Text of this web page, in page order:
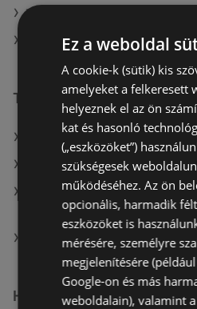
TEDi Distribution SAS itt:
TEDi Distribution SAS itt:
További linkek
A(z) TEDi Distribution SAS
A(z) KiK TEXTIL ÉS NON-
A(z) KiK TEXTIL ÉS NON-
akciós újságjai
A(z) TEDi Distribution SAS
Hasonló kiskereskedők
Ez a weboldal
A cookie-k (sütik) kis
amelyeket a felkeresett
helyeznek el az ön
kat és hasonló
(„eszközöket”)
szükségesek
működéséhez. Az ön
opcionális, harmadik
eszközöket is
mérésére, személyre
megjelenítésére
Google-on és más
weboldalain), valamint